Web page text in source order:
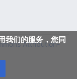
我们的服务，您同
Attribution-